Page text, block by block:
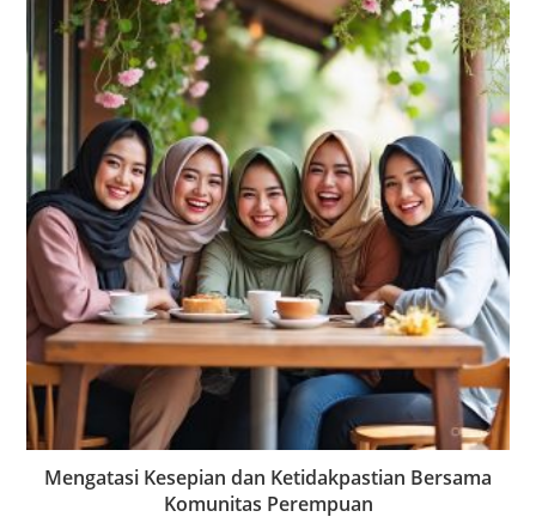
Mengatasi Kesepian dan Ketidakpastian Bersama
Komunitas Perempuan